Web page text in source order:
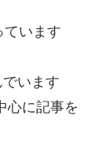
います
います
心に記事を